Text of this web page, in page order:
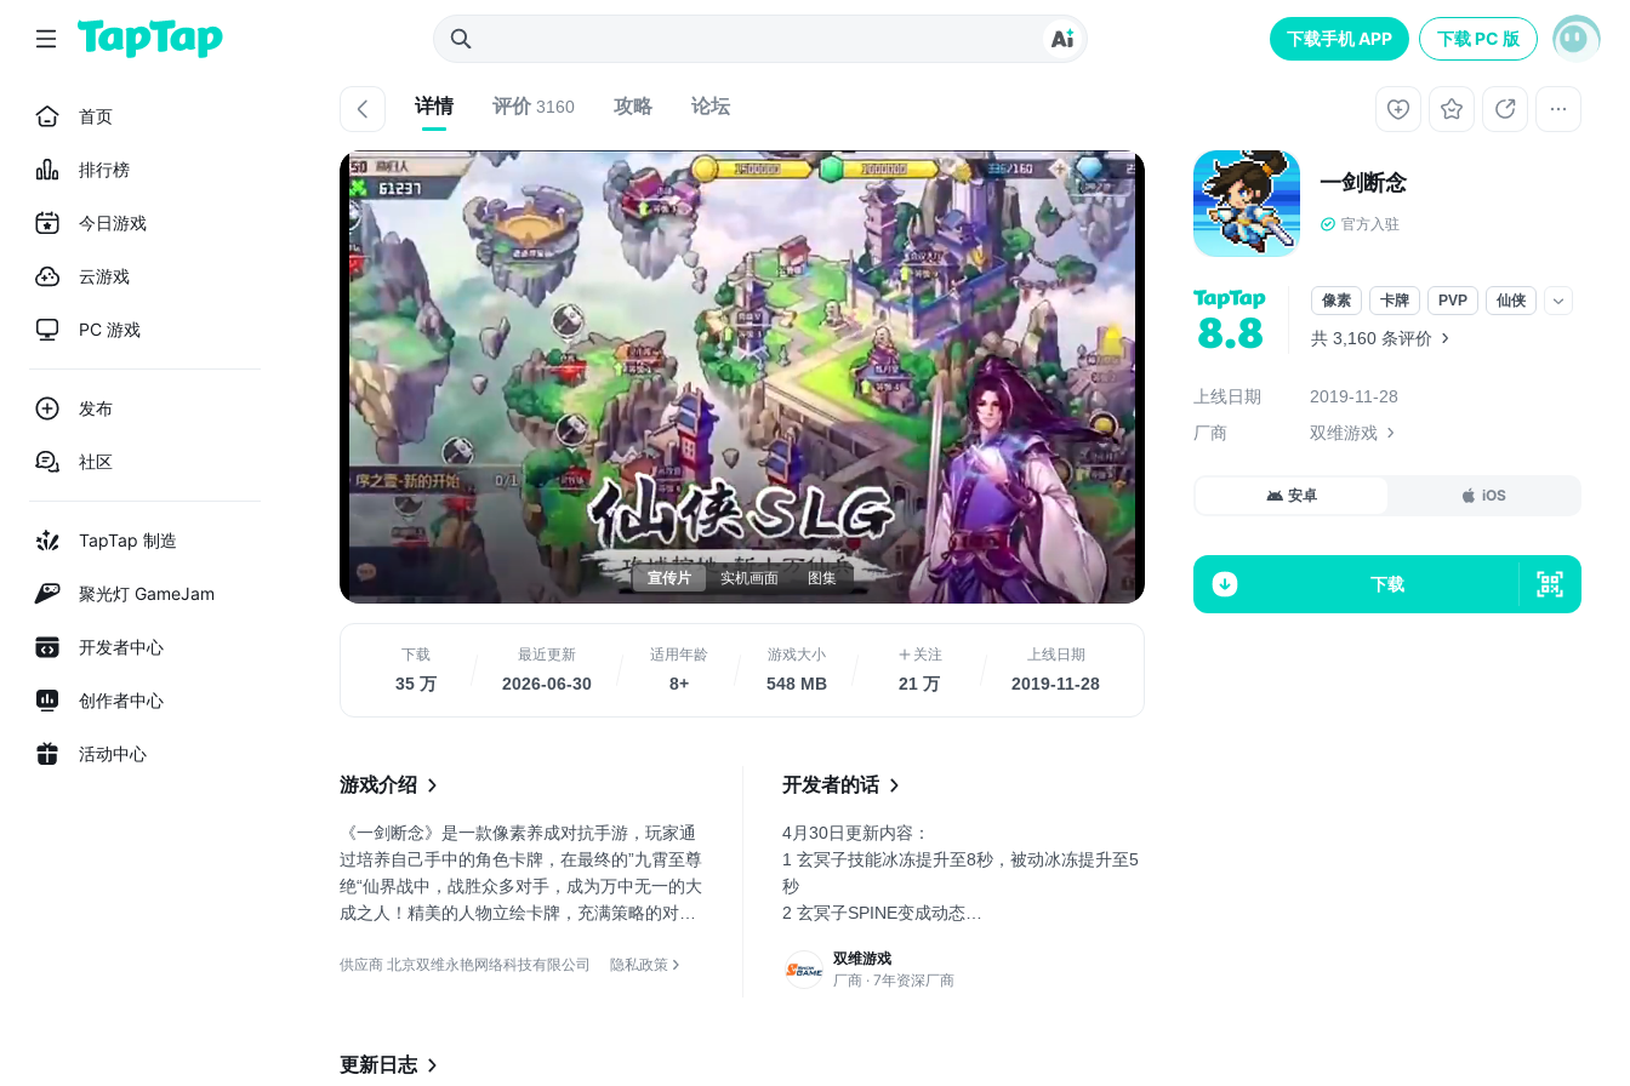
下载手机 APP 下载 PC 版
首页
排行榜
今日游戏
云游戏
PC 游戏
发布
社区
TapTap 制造
聚光灯 GameJam
开发者中心
创作者中心
活动中心
详情 评价 3160 攻略 论坛
宣传片 实机画面 图集
下载
35 万
最近更新
2026-06-30
适用年龄
8+
游戏大小
548 MB
关注
21 万
上线日期
2019-11-28
游戏介绍
《一剑断念》是一款像素养成对抗手游，玩家通
过培养自己手中的角色卡牌，在最终的”九霄至尊
绝“仙界战中，战胜众多对手，成为万中无一的大
成之人！精美的人物立绘卡牌，充满策略的对抗
作！
灵城仙岛 修真据点助力霸业-模拟经营
供应商 北京双维永艳网络科技有限公司 隐私政策
开发者的话
4月30日更新内容：
1 玄冥子技能冰冻提升至8秒，被动冰冻提升至5
秒
2 玄冥子SPINE变成动态
4 九霄里面阵容战斗结束后阵容隐藏掉，里面可
以看到真诀，战斗回访正常不用动
双维游戏
厂商 · 7年资深厂商
更新日志
一剑断念
官方入驻
8.8
像素 卡牌 PVP 仙侠
共 3,160 条评价
上线日期
2019-11-28
厂商
双维游戏
安卓 iOS
下载